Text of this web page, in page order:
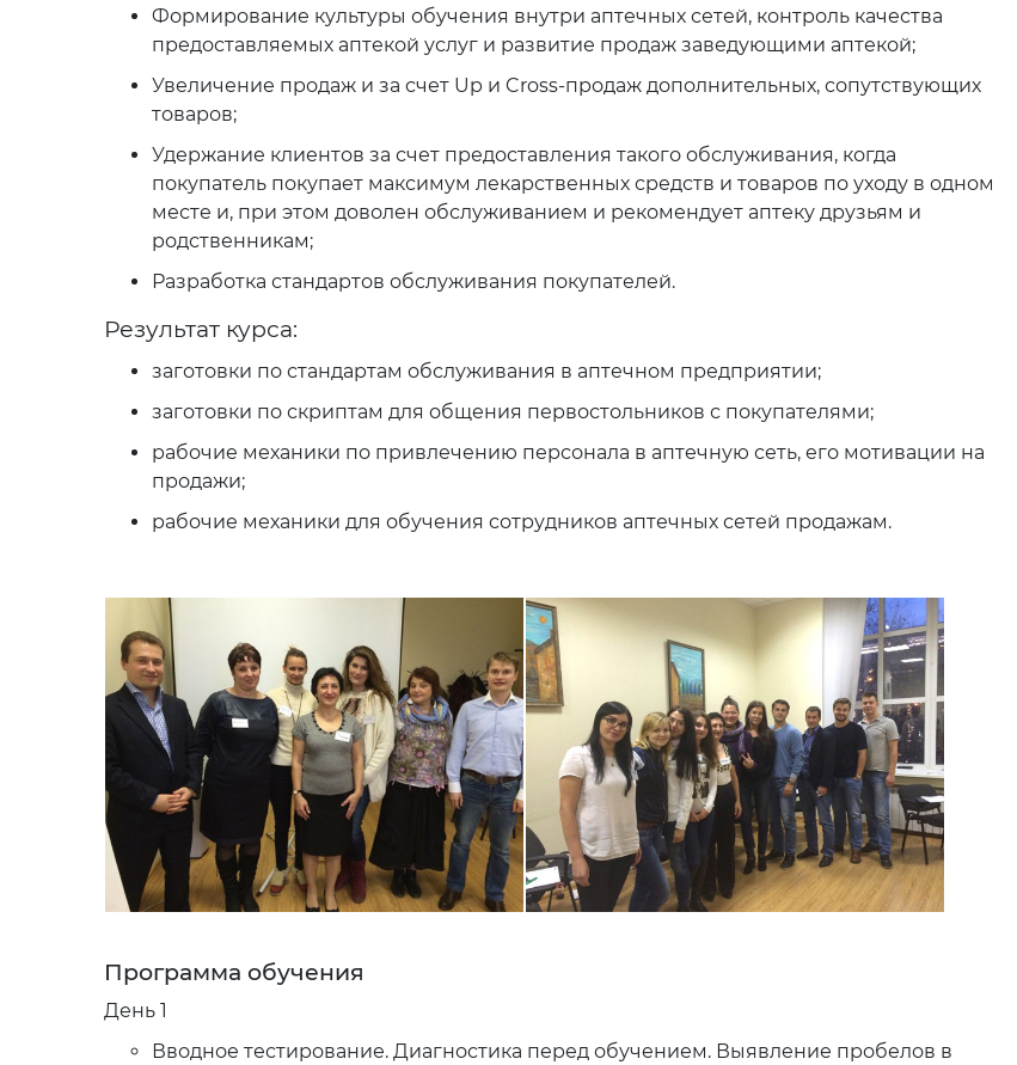
Формирование культуры обучения внутри аптечных сетей, контроль качества
предоставляемых аптекой услуг и развитие продаж заведующими аптекой;
Увеличение продаж и за счет Up и Cross-продаж дополнительных, сопутствующих
товаров;
Удержание клиентов за счет предоставления такого обслуживания, когда
покупатель покупает максимум лекарственных средств и товаров по уходу в одном
месте и, при этом доволен обслуживанием и рекомендует аптеку друзьям и
родственникам;
Разработка стандартов обслуживания покупателей.
Результат курса:
заготовки по стандартам обслуживания в аптечном предприятии;
заготовки по скриптам для общения первостольников с покупателями;
рабочие механики по привлечению персонала в аптечную сеть, его мотивации на
продажи;
рабочие механики для обучения сотрудников аптечных сетей продажам.
Программа обучения
День 1
Вводное тестирование. Диагностика перед обучением. Выявление пробелов в